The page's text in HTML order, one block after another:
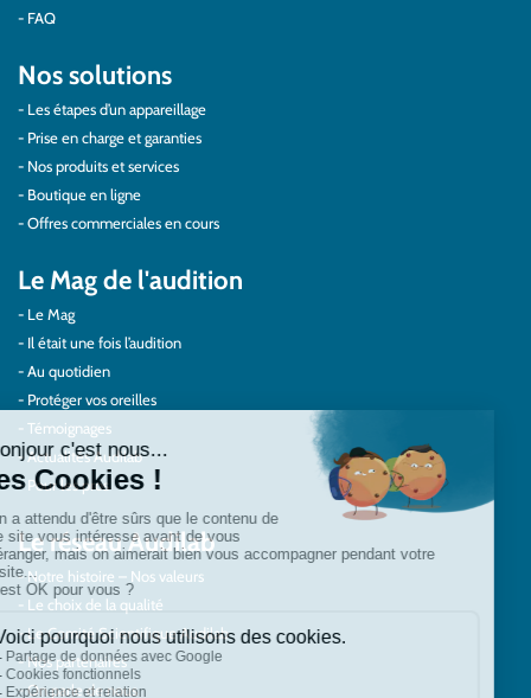
FAQ
Nos solutions
Les étapes d’un appareillage
Prise en charge et garanties
Nos produits et services
Boutique en ligne
Offres commerciales en cours
Le Mag de l'audition
Le Mag
Il était une fois l’audition
Au quotidien
Protéger vos oreilles
Témoignages
Actualités Audilab
Pour les pros
Le réseau Audilab
Notre histoire – Nos valeurs
Le choix de la qualité
Le Comité Scientifique Audilab
Nos partenaires
On parle de nous